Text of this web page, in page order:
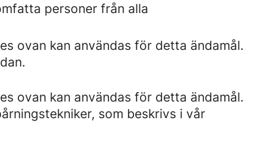
personer från alla
ovan kan användas för detta ändamål.
ovan kan användas för detta ändamål.
som beskrivs i vår